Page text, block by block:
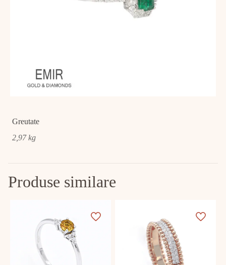
Greutate
2,97 kg
Produse similare